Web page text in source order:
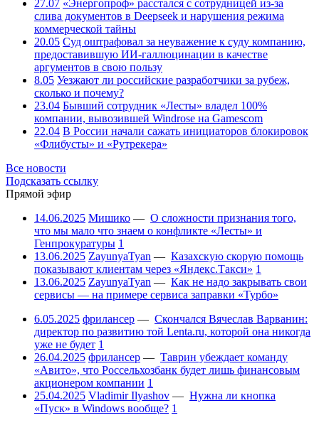
27.07 «Энергопроф» расстался с сотрудницей из-за
слива документов в Deepseek и нарушения режима
коммерческой тайны
20.05 Суд оштрафовал за неуважение к суду компанию,
предоставившую ИИ-галлюцинации в качестве
аргументов в свою пользу
8.05 Уезжают ли российские разработчики за рубеж,
сколько и почему?
23.04 Бывший сотрудник «Лесты» владел 100%
компании, вывозившей Windrose на Gamescom
22.04 В России начали сажать инициаторов блокировок
«Флибусты» и «Рутрекера»
Все новости
Подсказать ссылку
Прямой эфир
14.06.2025 Мишико — О сложности признания того,
что мы мало что знаем о конфликте «Лесты» и
Генпрокуратуры 1
13.06.2025 ZayunyaTyan — Казахскую скорую помощь
показывают клиентам через «Яндекс.Такси» 1
13.06.2025 ZayunyaTyan — Как не надо закрывать свои
сервисы — на примере сервиса заправки «Турбо»
6.05.2025 фрилансер — Скончался Вячеслав Варванин:
директор по развитию той Lenta.ru, которой она никогда
уже не будет 1
26.04.2025 фрилансер — Таврин убеждает команду
«Авито», что Россельхозбанк будет лишь финансовым
акционером компании 1
25.04.2025 Vladimir Ilyashov — Нужна ли кнопка
«Пуск» в Windows вообще? 1